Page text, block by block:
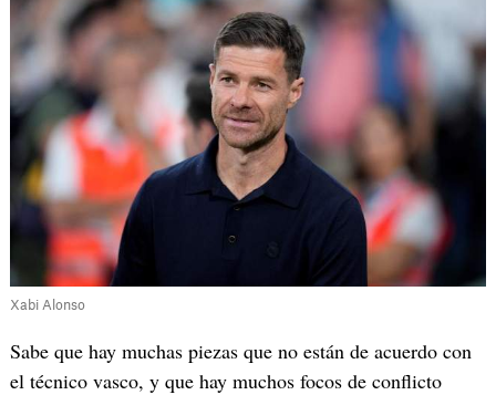
Xabi Alonso
Sabe que hay muchas piezas que no están de acuerdo con
el técnico vasco, y que hay muchos focos de conflicto